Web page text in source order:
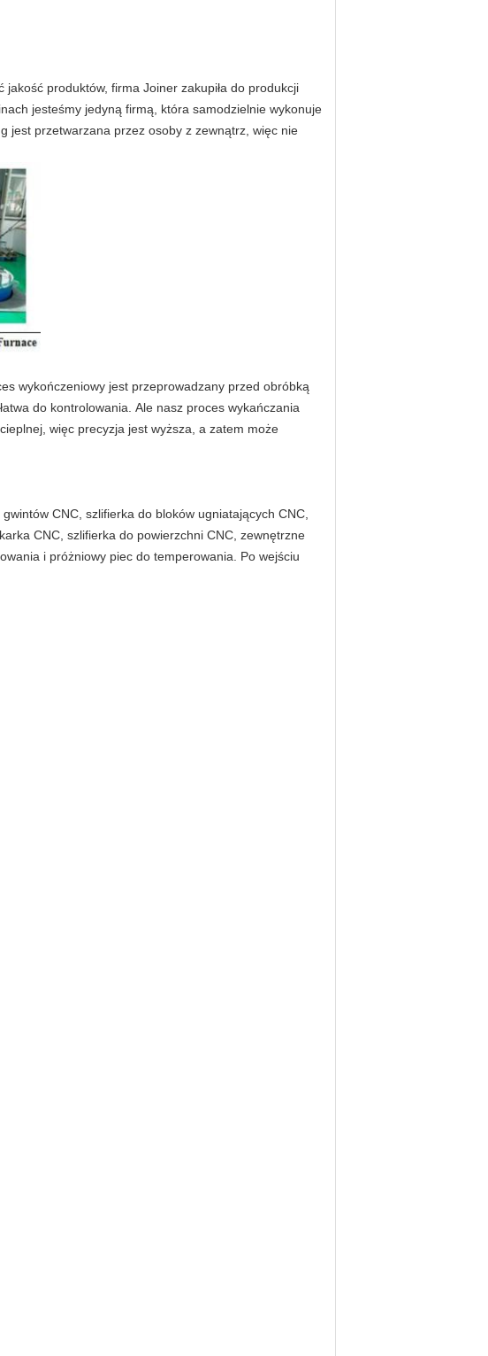
jakość produktów, firma Joiner zakupiła do produkcji
jesteśmy jedyną firmą, która samodzielnie wykonuje
jest przetwarzana przez osoby z zewnątrz, więc nie
wykończeniowy jest przeprowadzany przed obróbką
do kontrolowania. Ale nasz proces wykańczania
więc precyzja jest wyższa, a zatem może
CNC, szlifierka do bloków ugniatających CNC,
CNC, szlifierka do powierzchni CNC, zewnętrzne
i próżniowy piec do temperowania.
Po wejściu